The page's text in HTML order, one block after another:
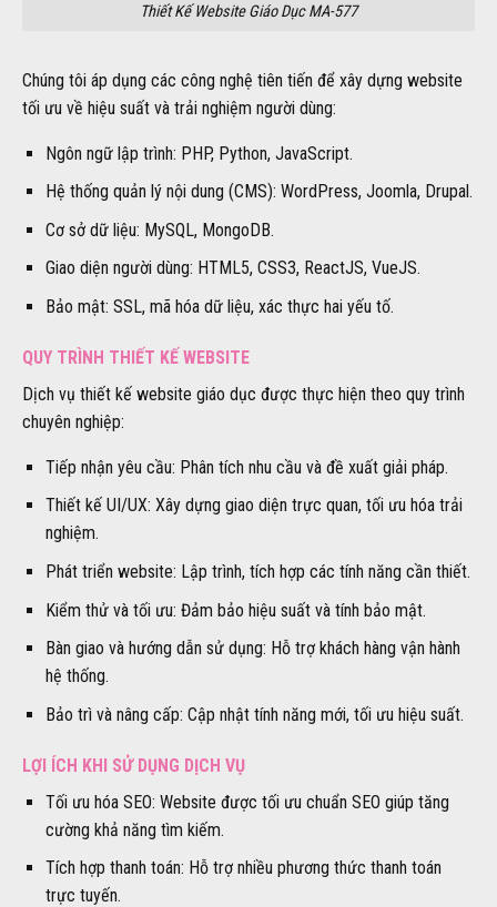
Thiết Kế Website Giáo Dục MA-577
Chúng tôi áp dụng các công nghệ tiên tiến để xây dựng website
tối ưu về hiệu suất và trải nghiệm người dùng:
Ngôn ngữ lập trình: PHP, Python, JavaScript.
Hệ thống quản lý nội dung (CMS): WordPress, Joomla, Drupal.
Cơ sở dữ liệu: MySQL, MongoDB.
Giao diện người dùng: HTML5, CSS3, ReactJS, VueJS.
Bảo mật: SSL, mã hóa dữ liệu, xác thực hai yếu tố.
QUY TRÌNH THIẾT KẾ WEBSITE
Dịch vụ thiết kế website giáo dục được thực hiện theo quy trình
chuyên nghiệp:
Tiếp nhận yêu cầu: Phân tích nhu cầu và đề xuất giải pháp.
Thiết kế UI/UX: Xây dựng giao diện trực quan, tối ưu hóa trải
nghiệm.
Phát triển website: Lập trình, tích hợp các tính năng cần thiết.
Kiểm thử và tối ưu: Đảm bảo hiệu suất và tính bảo mật.
Bàn giao và hướng dẫn sử dụng: Hỗ trợ khách hàng vận hành
hệ thống.
Bảo trì và nâng cấp: Cập nhật tính năng mới, tối ưu hiệu suất.
LỢI ÍCH KHI SỬ DỤNG DỊCH VỤ
Tối ưu hóa SEO: Website được tối ưu chuẩn SEO giúp tăng
cường khả năng tìm kiếm.
Tích hợp thanh toán: Hỗ trợ nhiều phương thức thanh toán
trực tuyến.